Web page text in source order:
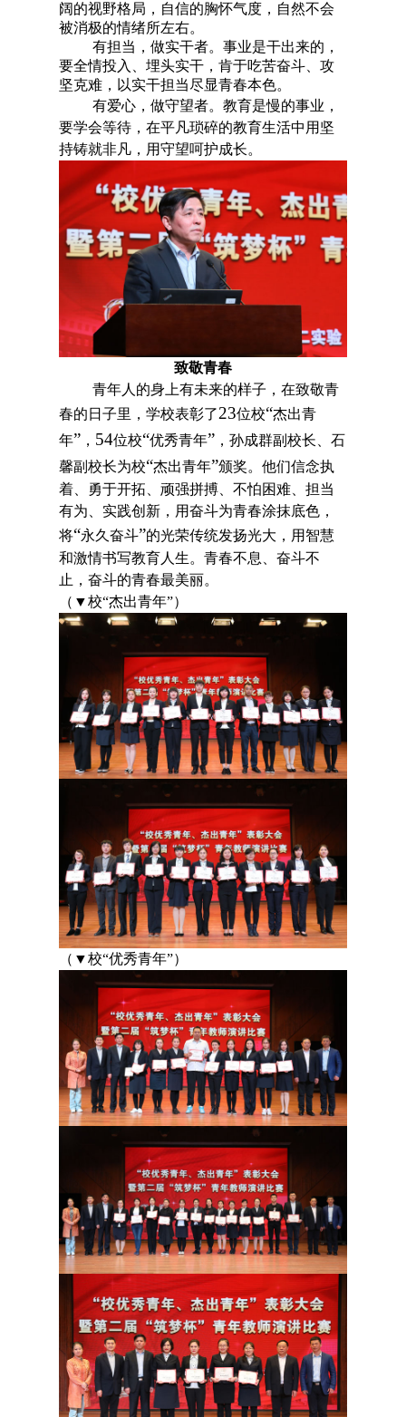
阔的视野格局，自信的胸怀气度，自然不会
被消极的情绪所左右。
有担当，做实干者。 事业是干出来的，
要全情投入、埋头实干，肯于吃苦奋斗、攻
坚克难，以实干担当尽显青春本色。
有爱心，做守望者。 教育是慢的事业，
要学会等待，在平凡琐碎的教育生活中用坚
持铸就非凡，用守望呵护成长。
致敬青春
青年人的身上有未来的样子，在致敬青
春的日子里， 学校表彰了23位校“杰出青
年” ， 54位校“优秀青年” ，孙成群副校长、石
馨副校长为校“杰出青年”颁奖。他们信念执
着、勇于开拓、顽强拼搏、不怕困难、担当
有为、实践创新， 用奋斗为青春涂抹底色，
将“永久奋斗”的光荣传统发扬光大， 用智慧
和激情书写教育人生。 青春不息、奋斗不
止，奋斗的青春最美丽。
（ ▼校“杰出青年”）
（ ▼校“优秀青年”）